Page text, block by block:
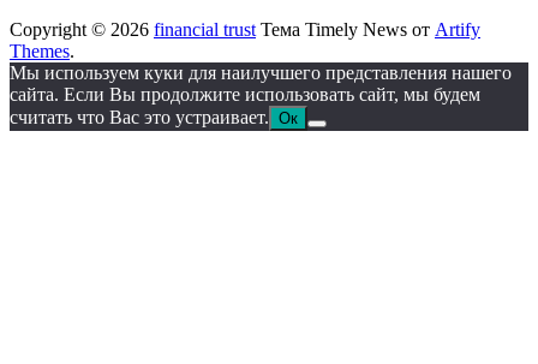
Copyright © 2026 financial trust Тема Timely News от Artify
Themes.
Мы используем куки для наилучшего представления нашего
сайта. Если Вы продолжите использовать сайт, мы будем
считать что Вас это устраивает. Ок